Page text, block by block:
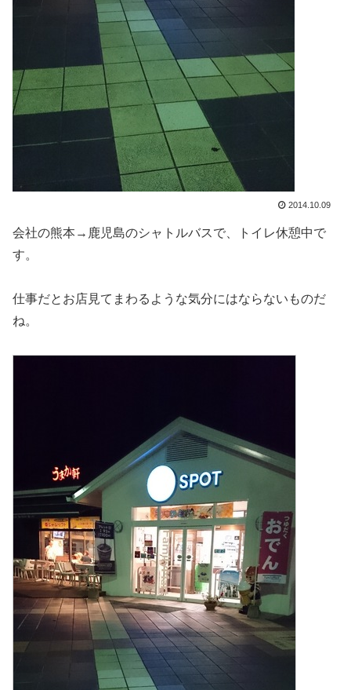
2014.10.09
会社の熊本→鹿児島のシャトルバスで、トイレ休憩中で
す。
仕事だとお店見てまわるような気分にはならないものだ
ね。